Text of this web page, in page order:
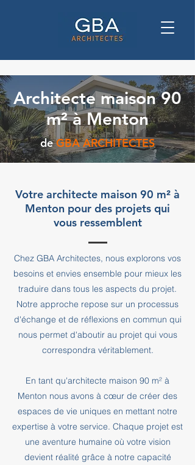
Architecte maison 90
m² à Menton
de GBA ARCHITECTES
Votre architecte maison 90 m² à
Menton pour des projets qui
vous ressemblent
Chez GBA Architectes, nous explorons vos
besoins et envies ensemble pour mieux les
traduire dans tous les aspects du projet.
Notre approche repose sur un processus
d'échange et de réflexions en commun qui
nous permet d'aboutir au projet qui vous
correspondra véritablement.
En tant qu'architecte maison 90 m² à
Menton nous avons à cœur de créer des
espaces de vie uniques en mettant notre
expertise à votre service. Chaque projet est
une aventure humaine où votre vision
devient réalité grâce à notre capacité